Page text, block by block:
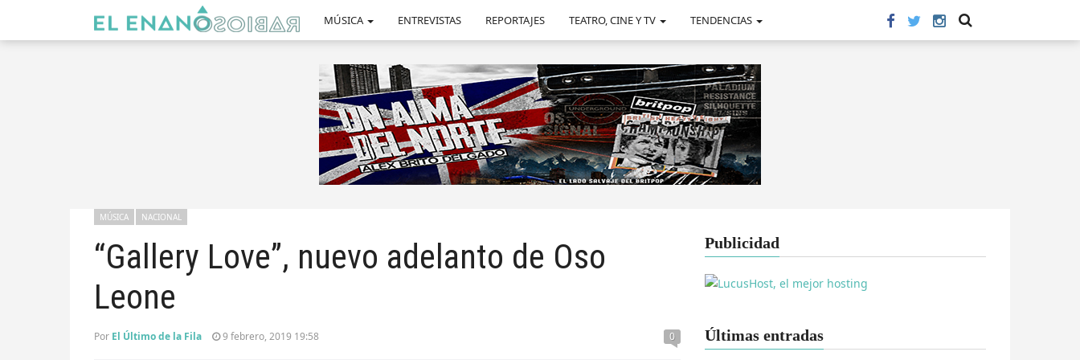
MÚSICA ENTREVISTAS REPORTAJES TEATRO, CINE Y TV TENDENCIAS
“Gallery Love”, nuevo adelanto de Oso
Leone
MÚSICA NACIONAL
Por El Último de la Fila 9 febrero, 2019 19:58 0
Publicidad
Últimas entradas